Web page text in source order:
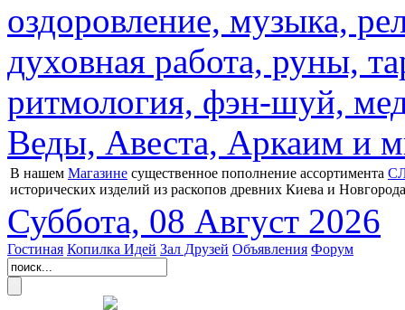
оздоровление, музыка,
духовная работа, руны,
ритмология, фэн-шуй,
Веды, Авеста, Аркаим и
В нашем Магазине существенное пополнение ассортимента
исторических изделий из раскопов древних Киева и
Суббота, 08 Август 2026
Гостиная Копилка Идей Зал Друзей Объявления Форум